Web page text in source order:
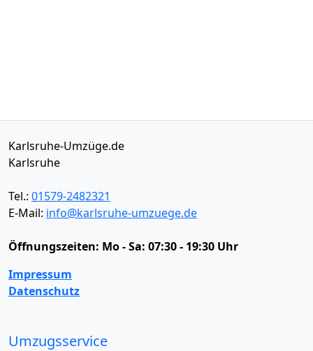
Karlsruhe-Umzüge.de
Karlsruhe
Tel.: 01579-2482321
E-Mail: info@karlsruhe-umzuege.de
Öffnungszeiten: Mo - Sa: 07:30 - 19:30 Uhr
Impressum
Datenschutz
Umzugsservice